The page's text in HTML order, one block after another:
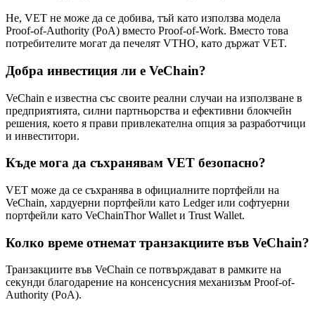
Не, VET не може да се добива, тъй като използва модела
Proof-of-Authority (PoA) вместо Proof-of-Work. Вместо това
потребителите могат да печелят VTHO, като държат VET.
Добра инвестиция ли е VeChain?
VeChain е известна със своите реални случаи на използване в
предприятията, силни партньорства и ефективни блокчейн
решения, което я прави привлекателна опция за разработчици
и инвеститори.
Къде мога да съхранявам VET безопасно?
VET може да се съхранява в официалните портфейли на
VeChain, хардуерни портфейли като Ledger или софтуерни
портфейли като VeChainThor Wallet и Trust Wallet.
Колко време отнемат транзакциите във VeChain?
Транзакциите във VeChain се потвърждават в рамките на
секунди благодарение на консенсусния механизъм Proof-of-
Authority (PoA).